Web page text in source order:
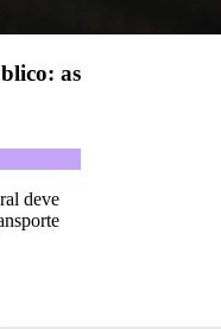
as
deve